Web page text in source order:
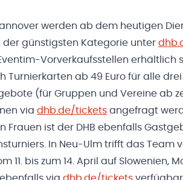
werden ab dem heutigen
der günstigsten Kategorie unter
Vorverkaufsstellen erhältlich
Turnierkarten ab 49 Euro für alle
(für Gruppen und Vereine ab
via dhb.de/tickets angefragt
Frauen ist der DHB ebenfalls
In Neu-Ulm trifft das Team
11. bis zum 14. April auf Slowenien,